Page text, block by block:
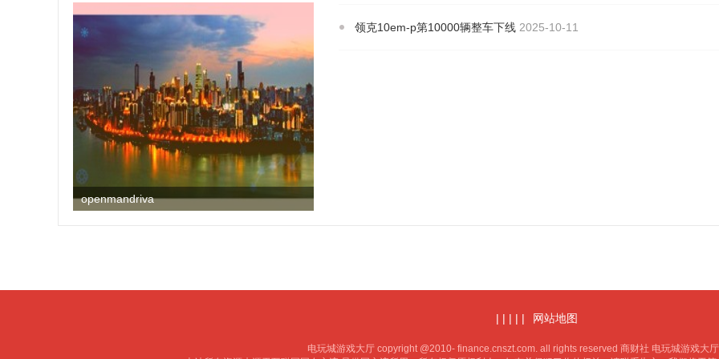
openmandriva
领克10em-p第10000辆整车下线 2025-10-11
| | | | | 网站地图
电玩城游戏大厅 copyright @2010- finance.cnszt.com. all rights reserved 商财社 电玩城游戏大